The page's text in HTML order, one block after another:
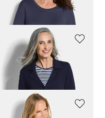
29,95 €59,95 €
GOLDNER